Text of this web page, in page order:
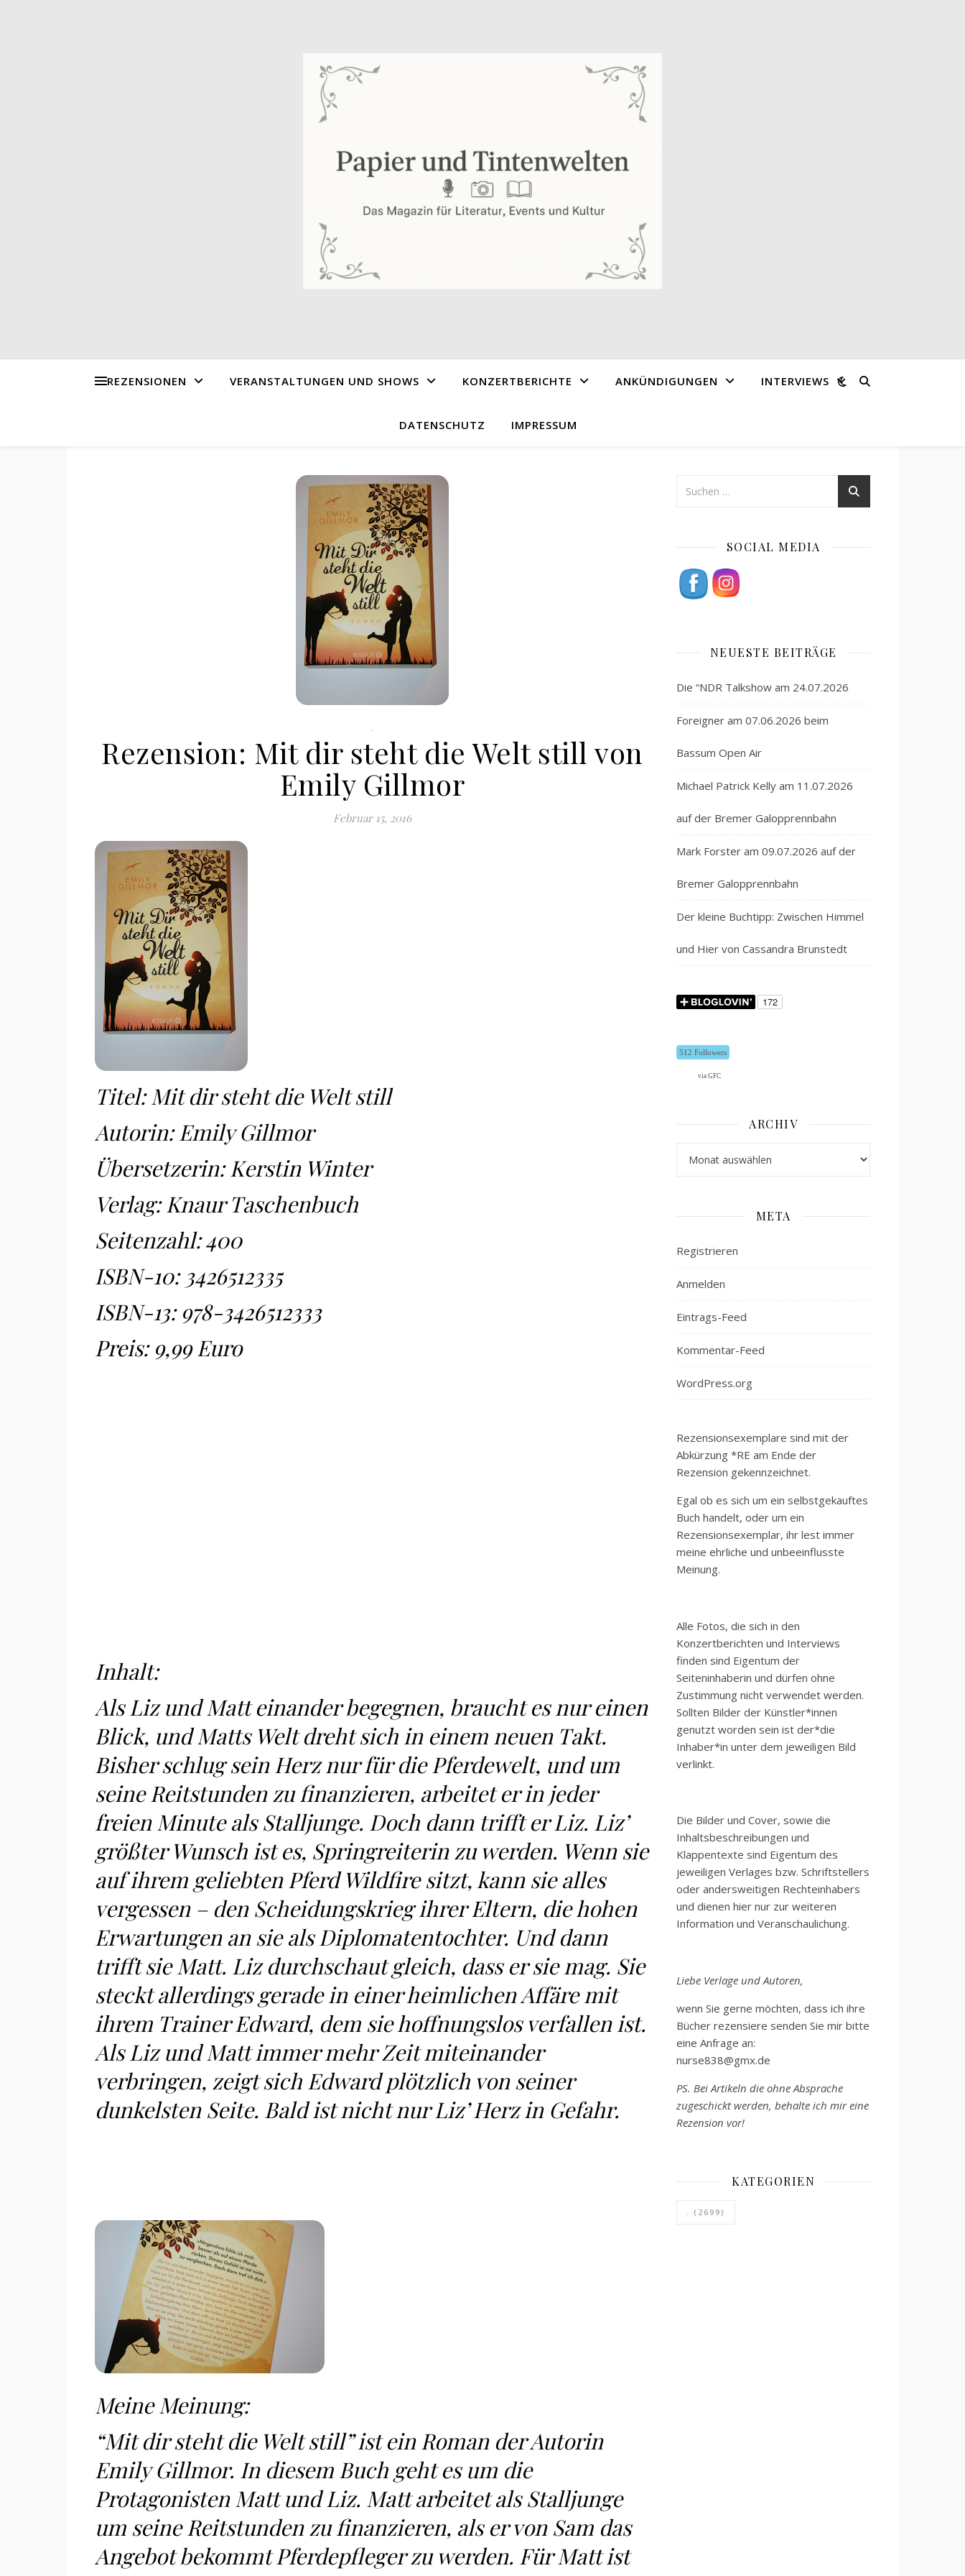
REZENSIONEN VERANSTALTUNGEN UND SHOWS KONZERTBERICHTE ANKÜNDIGUNGEN INTERVIEWS
DATENSCHUTZ IMPRESSUM
.
Rezension: Mit dir steht die Welt still von
Emily Gillmor
Februar 15, 2016
Titel: Mit dir steht die Welt still
Autorin: Emily Gillmor
Übersetzerin: Kerstin Winter
Verlag: Knaur Taschenbuch
Seitenzahl: 400
ISBN-10: 3426512335
ISBN-13: 978-3426512333
Preis: 9,99 Euro
Inhalt:
Als Liz und Matt einander begegnen, braucht es nur einen
Blick, und Matts Welt dreht sich in einem neuen Takt.
Bisher schlug sein Herz nur für die Pferdewelt, und um
seine Reitstunden zu finanzieren, arbeitet er in jeder
freien Minute als Stalljunge. Doch dann trifft er Liz. Liz’
größter Wunsch ist es, Springreiterin zu werden. Wenn sie
auf ihrem geliebten Pferd Wildfire sitzt, kann sie alles
vergessen – den Scheidungskrieg ihrer Eltern, die hohen
Erwartungen an sie als Diplomatentochter. Und dann
trifft sie Matt. Liz durchschaut gleich, dass er sie mag. Sie
steckt allerdings gerade in einer heimlichen Affäre mit
ihrem Trainer Edward, dem sie hoffnungslos verfallen ist.
Als Liz und Matt immer mehr Zeit miteinander
verbringen, zeigt sich Edward plötzlich von seiner
dunkelsten Seite. Bald ist nicht nur Liz’ Herz in Gefahr.
Meine Meinung:
“Mit dir steht die Welt still” ist ein Roman der Autorin
Emily Gillmor. In diesem Buch geht es um die
Protagonisten Matt und Liz. Matt arbeitet als Stalljunge
um seine Reitstunden zu finanzieren, als er von Sam das
Angebot bekommt Pferdepfleger zu werden. Für Matt ist
SOCIAL MEDIA
NEUESTE BEITRÄGE
Die “NDR Talkshow am 24.07.2026
Foreigner am 07.06.2026 beim
Bassum Open Air
Michael Patrick Kelly am 11.07.2026
auf der Bremer Galopprennbahn
Mark Forster am 09.07.2026 auf der
Bremer Galopprennbahn
Der kleine Buchtipp: Zwischen Himmel
und Hier von Cassandra Brunstedt
512 Followers
via GFC
ARCHIV
META
Registrieren
Anmelden
Eintrags-Feed
Kommentar-Feed
WordPress.org
Rezensionsexemplare sind mit der
Abkürzung *RE am Ende der
Rezension gekennzeichnet.
Egal ob es sich um ein selbstgekauftes
Buch handelt, oder um ein
Rezensionsexemplar, ihr lest immer
meine ehrliche und unbeeinflusste
Meinung.
Alle Fotos, die sich in den
Konzertberichten und Interviews
finden sind Eigentum der
Seiteninhaberin und dürfen ohne
Zustimmung nicht verwendet werden.
Sollten Bilder der Künstler*innen
genutzt worden sein ist der*die
Inhaber*in unter dem jeweiligen Bild
verlinkt.
Die Bilder und Cover, sowie die
Inhaltsbeschreibungen und
Klappentexte sind Eigentum des
jeweiligen Verlages bzw. Schriftstellers
oder andersweitigen Rechteinhabers
und dienen hier nur zur weiteren
Information und Veranschaulichung.
Liebe Verlage und Autoren,
wenn Sie gerne möchten, dass ich ihre
Bücher rezensiere senden Sie mir bitte
eine Anfrage an:
nurse838@gmx.de
PS. Bei Artikeln die ohne Absprache
zugeschickt werden, behalte ich mir eine
Rezension vor!
KATEGORIEN
. (2699)